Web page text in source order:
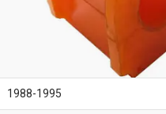
1988-1995